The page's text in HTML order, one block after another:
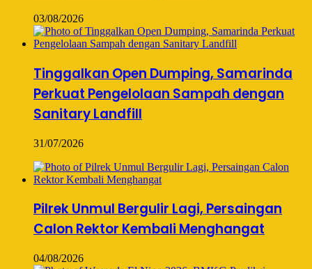
03/08/2026
Tinggalkan Open Dumping, Samarinda
Perkuat Pengelolaan Sampah dengan
Sanitary Landfill
31/07/2026
Pilrek Unmul Bergulir Lagi, Persaingan
Calon Rektor Kembali Menghangat
04/08/2026